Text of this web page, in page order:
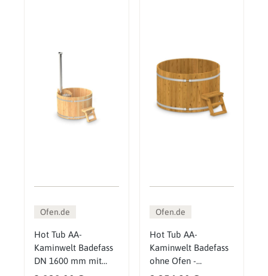
Ofen.de
Hot Tub AA-
Kaminwelt Badefass
DN 1600 mm mit
Innenofen - Holz:
Ofen.de
Hot Tub AA-
Kaminwelt Badefass
ohne Ofen -
Durchmesser: 1,6m -